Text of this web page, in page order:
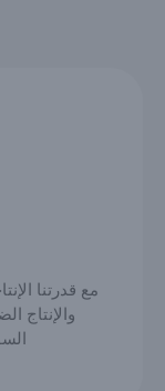
مع قدرتنا
والإنتاج